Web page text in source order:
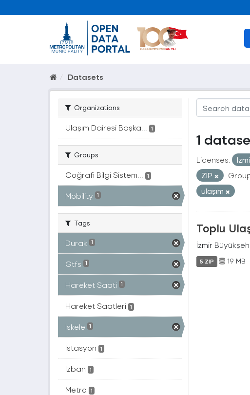
Datasets
Organizations
Ulaşım Dairesi Başka... 1
Groups
Coğrafi Bilgi Sistem... 1
Mobility 1
Tags
Durak 1
Gtfs 1
Hareket Saati 1
Hareket Saatleri 1
Iskele 1
Istasyon 1
Izban 1
Metro 1
1
Licenses:
ZIP
ulaşım
Toplu
İzmir
5 ZIP 19 MB